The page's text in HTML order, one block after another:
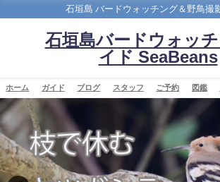
石垣島 バードウォッチング＆野鳥撮
石垣島バードウォッ
イド SeaBeans
ホーム ガイド ブログ スタッフ ご予約 図鑑